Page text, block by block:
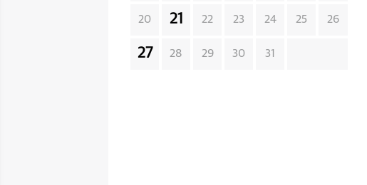
20 21 22 23 24 25 26
27 28 29 30 31